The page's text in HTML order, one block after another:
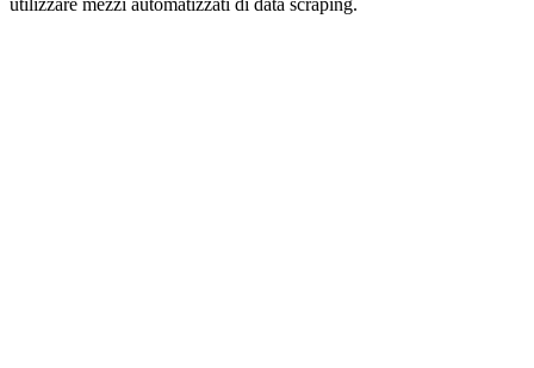
utilizzare mezzi automatizzati di data scraping.